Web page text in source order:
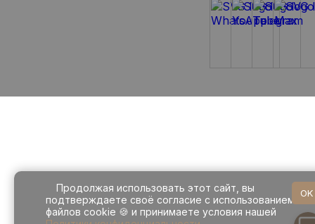
Продолжая использовать этот сайт, вы
подтверждаете своё согласие с использованием
файлов cookie 🍪 и принимаете условия нашей
OK